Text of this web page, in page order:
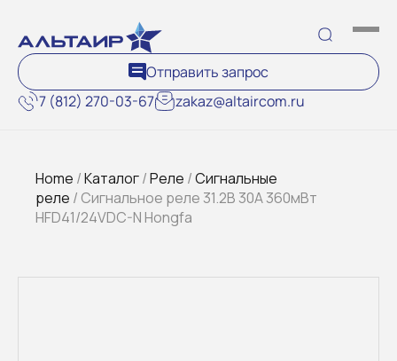
7 (812) 270-03-67 zakaz@altaircom.ru
Отправить запрос
Home /Каталог/Реле /Сигнальные
реле / Cигнальное реле 31.2В 30A 360мВт
HFD41/24VDC-N Hongfa